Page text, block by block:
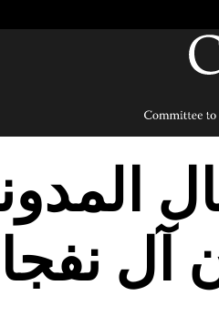
آل